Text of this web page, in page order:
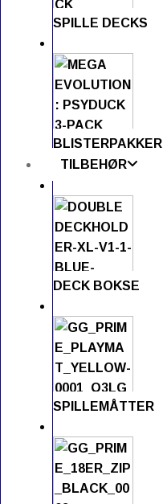
SPILLE DECKS
BLISTERPAKKER
TILBEHØR
DECK BOKSE
SPILLEMÅTTER